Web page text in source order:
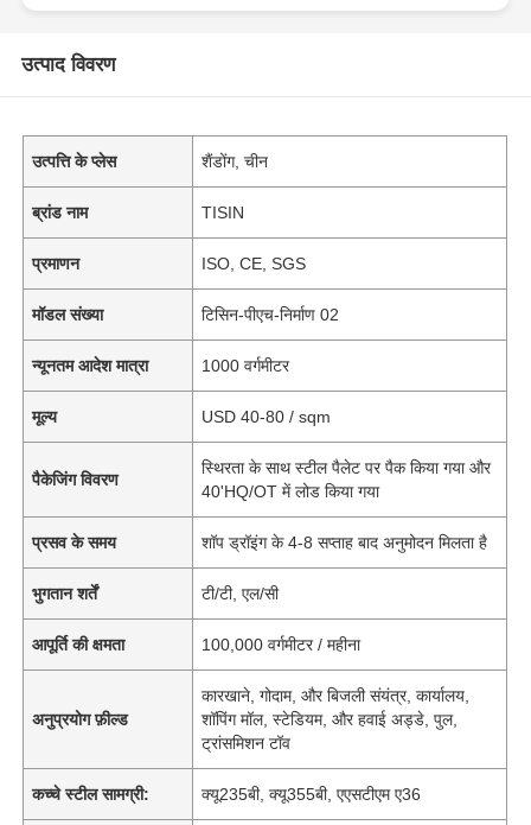
उत्पाद विवरण
उत्पत्ति के प्लेस शैंडोंग, चीन
ब्रांड नाम TISIN
प्रमाणन ISO, CE, SGS
मॉडल संख्या टिसिन-पीएच-निर्माण 02
न्यूनतम आदेश मात्रा 1000 वर्गमीटर
मूल्य USD 40-80 / sqm
पैकेजिंग विवरण
स्थिरता के साथ स्टील पैलेट पर पैक किया गया और
40'HQ/OT में लोड किया गया
प्रसव के समय शॉप ड्रॉइंग के 4-8 सप्ताह बाद अनुमोदन मिलता है
भुगतान शर्तें टी/टी, एल/सी
आपूर्ति की क्षमता 100,000 वर्गमीटर / महीना
अनुप्रयोग फ़ील्ड
कारखाने, गोदाम, और बिजली संयंत्र, कार्यालय,
शॉपिंग मॉल, स्टेडियम, और हवाई अड्डे, पुल,
ट्रांसमिशन टॉव
कच्चे स्टील सामग्री: क्यू235बी, क्यू355बी, एएसटीएम ए36